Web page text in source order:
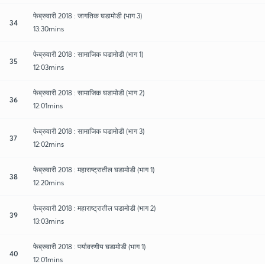
34
फेब्रुवारी 2018 : जागतिक घडामोडी (भाग 3)
13:30mins
35
फेब्रुवारी 2018 : सामाजिक घडामोडी (भाग 1)
12:03mins
36
फेब्रुवारी 2018 : सामाजिक घडामोडी (भाग 2)
12:01mins
37
फेब्रुवारी 2018 : सामाजिक घडामोडी (भाग 3)
12:02mins
38
फेब्रुवारी 2018 : महाराष्ट्रातील घडामोडी (भाग 1)
12:20mins
39
फेब्रुवारी 2018 : महाराष्ट्रातील घडामोडी (भाग 2)
13:03mins
40
फेब्रुवारी 2018 : पर्यावरणीय घडामोडी (भाग 1)
12:01mins